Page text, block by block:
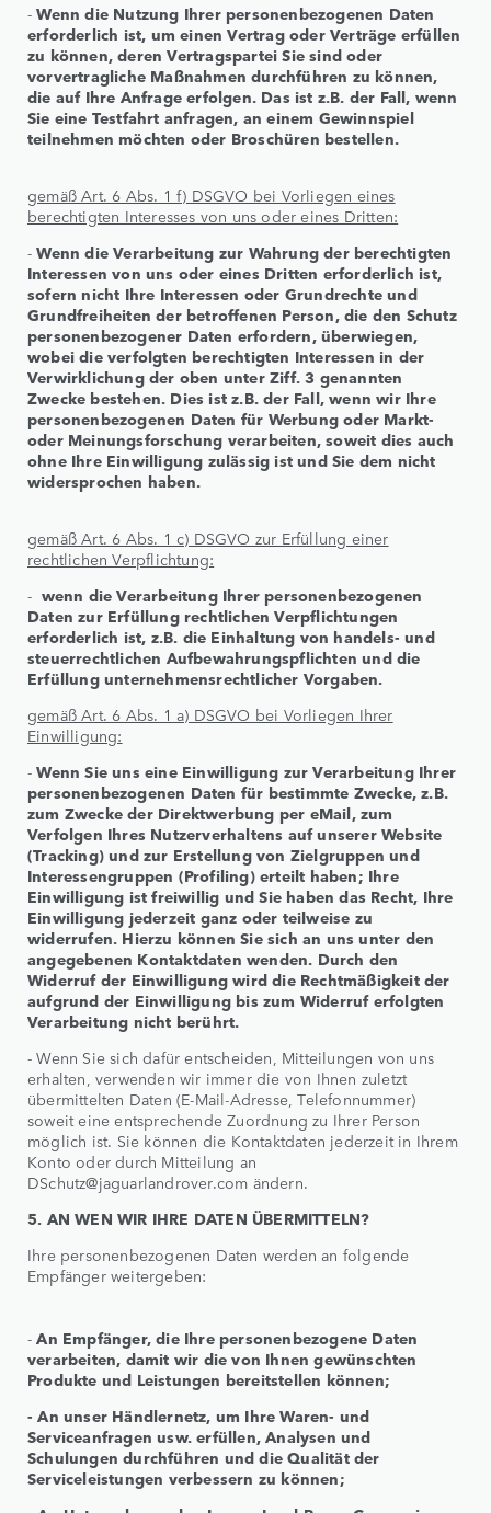
-Wenn die Nutzung Ihrer personenbezogenen Daten
erforderlich ist, um einen Vertrag oder Verträge erfüllen
zu können, deren Vertragspartei Sie sind oder
vorvertragliche Maßnahmen durchführen zu können,
die auf Ihre Anfrage erfolgen. Das ist z.B. der Fall, wenn
Sie eine Testfahrt anfragen, an einem Gewinnspiel
teilnehmen möchten oder Broschüren bestellen.
gemäß Art. 6 Abs. 1 f) DSGVO bei Vorliegen eines
berechtigten Interesses von uns oder eines Dritten:
-Wenn die Verarbeitung zur Wahrung der berechtigten
Interessen von uns oder eines Dritten erforderlich ist,
sofern nicht Ihre Interessen oder Grundrechte und
Grundfreiheiten der betroffenen Person, die den Schutz
personenbezogener Daten erfordern, überwiegen,
wobei die verfolgten berechtigten Interessen in der
Verwirklichung der oben unter Ziff. 3 genannten
Zwecke bestehen. Dies ist z.B. der Fall, wenn wir Ihre
personenbezogenen Daten für Werbung oder Markt-
oder Meinungsforschung verarbeiten, soweit dies auch
ohne Ihre Einwilligung zulässig ist und Sie dem nicht
widersprochen haben.
gemäß Art. 6 Abs. 1 c) DSGVO zur Erfüllung einer
rechtlichen Verpflichtung:
- wenn die Verarbeitung Ihrer personenbezogenen
Daten zur Erfüllung rechtlichen Verpflichtungen
erforderlich ist, z.B. die Einhaltung von handels- und
steuerrechtlichen Aufbewahrungspflichten und die
Erfüllung unternehmensrechtlicher Vorgaben.
gemäß Art. 6 Abs. 1 a) DSGVO bei Vorliegen Ihrer
Einwilligung:
-Wenn Sie uns eine Einwilligung zur Verarbeitung Ihrer
personenbezogenen Daten für bestimmte Zwecke, z.B.
zum Zwecke der Direktwerbung per eMail, zum
Verfolgen Ihres Nutzerverhaltens auf unserer Website
(Tracking) und zur Erstellung von Zielgruppen und
Interessengruppen (Profiling) erteilt haben; Ihre
Einwilligung ist freiwillig und Sie haben das Recht, Ihre
Einwilligung jederzeit ganz oder teilweise zu
widerrufen. Hierzu können Sie sich an uns unter den
angegebenen Kontaktdaten wenden. Durch den
Widerruf der Einwilligung wird die Rechtmäßigkeit der
aufgrund der Einwilligung bis zum Widerruf erfolgten
Verarbeitung nicht berührt.
- Wenn Sie sich dafür entscheiden, Mitteilungen von uns
erhalten, verwenden wir immer die von Ihnen zuletzt
übermittelten Daten (E-Mail-Adresse, Telefonnummer)
soweit eine entsprechende Zuordnung zu Ihrer Person
möglich ist. Sie können die Kontaktdaten jederzeit in Ihrem
Konto oder durch Mitteilung an
DSchutz@jaguarlandrover.com ändern.
5. AN WEN WIR IHRE DATEN ÜBERMITTELN?
Ihre personenbezogenen Daten werden an folgende
Empfänger weitergeben:
-An Empfänger, die Ihre personenbezogene Daten
verarbeiten, damit wir die von Ihnen gewünschten
Produkte und Leistungen bereitstellen können;
- An unser Händlernetz, um Ihre Waren- und
Serviceanfragen usw. erfüllen, Analysen und
Schulungen durchführen und die Qualität der
Serviceleistungen verbessern zu können;